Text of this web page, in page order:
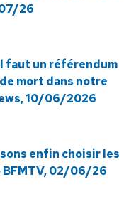
26
faut un référendum
mort dans notre
10/06/2026
enfin choisir les
BFMTV, 02/06/26